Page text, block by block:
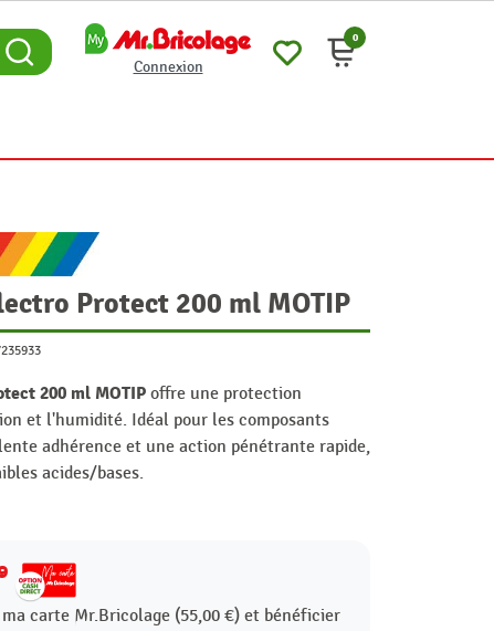
Connexion
0
Protect 200 ml MOTIP
200 ml MOTIP offre une protection
et l'humidité. Idéal pour les composants
adhérence et une action pénétrante rapide,
acides/bases.
carte Mr.Bricolage (55,00 €) et bénéficier